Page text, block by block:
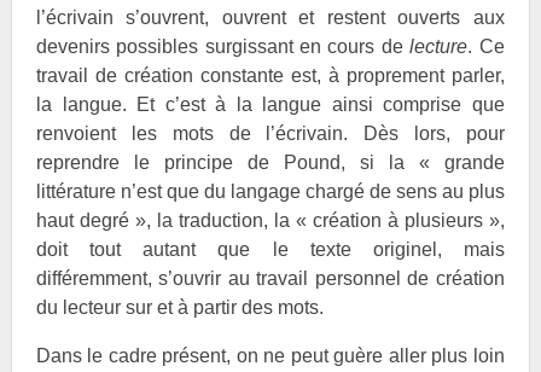
l’écrivain s’ouvrent, ouvrent et restent ouverts aux
devenirs possibles surgissant en cours de lecture. Ce
travail de création constante est, à proprement parler,
la langue. Et c’est à la langue ainsi comprise que
renvoient les mots de l’écrivain. Dès lors, pour
reprendre le principe de
Pound, si la « grande
littérature n’est que du langage chargé de sens au plus
haut degré », la traduction, la « création à plusieurs »,
doit tout autant que le texte originel, mais
différemment, s’ouvrir au travail personnel de création
du lecteur sur et à partir des mots.
Dans le cadre présent, on ne peut guère aller plus loin